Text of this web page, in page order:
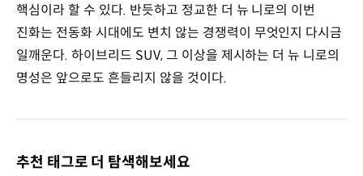
핵심이라 할 수 있다. 반듯하고 정교한 더 뉴 니로의 이번
진화는 전동화 시대에도 변치 않는 경쟁력이 무엇인지 다시금
일깨운다. 하이브리드 SUV, 그 이상을 제시하는 더 뉴 니로의
명성은 앞으로도 흔들리지 않을 것이다.
추천 태그로 더 탐색해보세요